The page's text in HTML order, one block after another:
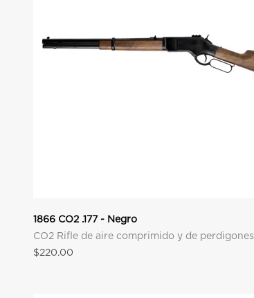
1866 CO2 .177 - Negro
CO2 Rifle de aire comprimido y de perdigones
Precio de oferta
$220.00